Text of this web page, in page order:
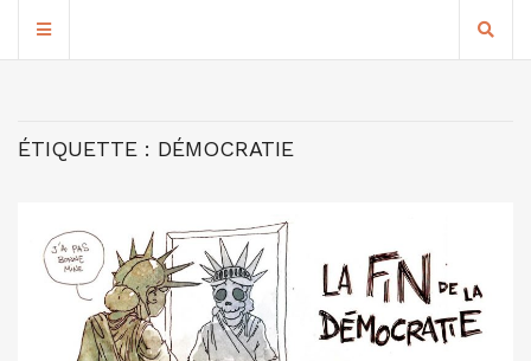
ÉTIQUETTE : DÉMOCRATIE